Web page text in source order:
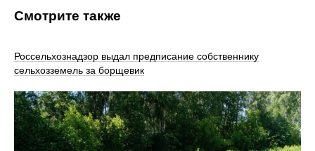
Смотрите также
Россельхознадзор выдал предписание собственнику
сельхозземель за борщевик